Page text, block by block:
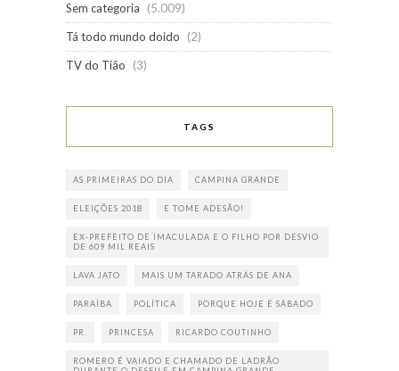
Sem categoria
(5.009)
Tá todo mundo doido
(2)
TV do Tião
(3)
TAGS
AS PRIMEIRAS DO DIA CAMPINA GRANDE
ELEIÇÕES 2018 E TOME ADESÃO!
EX-PREFEITO DE IMACULADA E O FILHO POR DESVIO
DE 609 MIL REAIS
LAVA JATO MAIS UM TARADO ATRÁS DE ANA
PARAÍBA POLÍTICA PORQUE HOJE É SÁBADO
PR. PRINCESA RICARDO COUTINHO
ROMERO É VAIADO E CHAMADO DE LADRÃO